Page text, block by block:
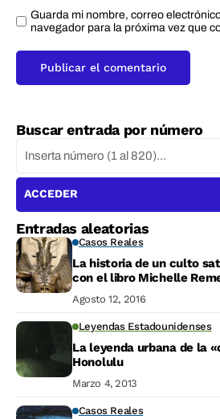
Guarda mi nombre, correo
navegador para la próxima vez que
Buscar entrada por número
ACCEDER
Entradas aleatorias
Casos Reales
La historia de un culto
con el libro Michelle
Agosto 12, 2016
Leyendas Estadounidenses
La leyenda urbana de la
Honolulu
Marzo 4, 2013
Casos Reales